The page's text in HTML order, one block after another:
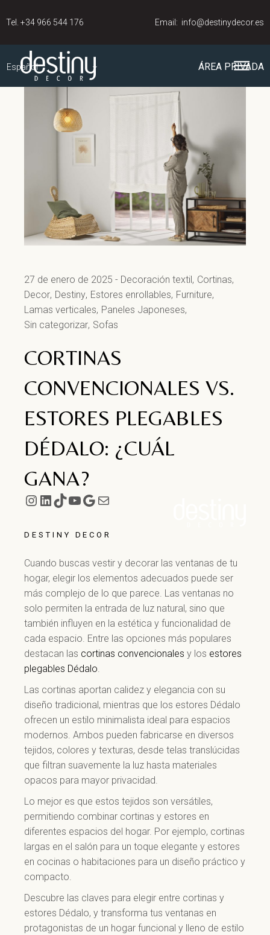
Tel. +34 966 544 176 Email: info@destinydecor.es
Español ÁREA PRIVADA
27 de enero de 2025 Decoración textil Cortinas
Decor Destiny Estores enrollables Furniture
Lamas verticales Paneles Japoneses
Sin categorizar Sofas
CORTINAS
CONVENCIONALES VS.
ESTORES PLEGABLES
DÉDALO: ¿CUÁL
GANA?
DESTINY DECOR
Cuando buscas vestir y decorar las ventanas de tu
hogar, elegir los elementos adecuados puede ser
más complejo de lo que parece. Las ventanas no
solo permiten la entrada de luz natural, sino que
también influyen en la estética y funcionalidad de
cada espacio. Entre las opciones más populares
destacan las cortinas convencionales y los estores
plegables Dédalo.
Las cortinas aportan calidez y elegancia con su
diseño tradicional, mientras que los estores Dédalo
ofrecen un estilo minimalista ideal para espacios
modernos. Ambos pueden fabricarse en diversos
tejidos, colores y texturas, desde telas translúcidas
que filtran suavemente la luz hasta materiales
opacos para mayor privacidad.
Lo mejor es que estos tejidos son versátiles,
permitiendo combinar cortinas y estores en
diferentes espacios del hogar. Por ejemplo, cortinas
largas en el salón para un toque elegante y estores
en cocinas o habitaciones para un diseño práctico y
compacto.
Descubre las claves para elegir entre cortinas y
estores Dédalo, y transforma tus ventanas en
protagonistas de un hogar funcional y lleno de estilo